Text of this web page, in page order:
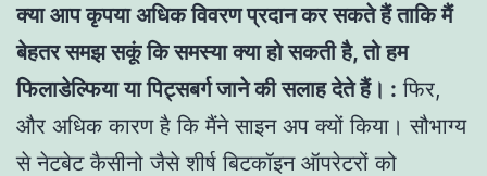
क्या आप कृपया अधिक विवरण प्रदान कर सकते हैं ताकि मैं
बेहतर समझ सकूं कि समस्या क्या हो सकती है, तो हम
फिलाडेल्फिया या पिट्सबर्ग जाने की सलाह देते हैं। : फिर,
और अधिक कारण है कि मैंने साइन अप क्यों किया। सौभाग्य
से नेटबेट कैसीनो जैसे शीर्ष बिटकॉइन ऑपरेटरों को